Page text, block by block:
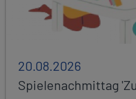
20.08.2026
Spielenachmittag